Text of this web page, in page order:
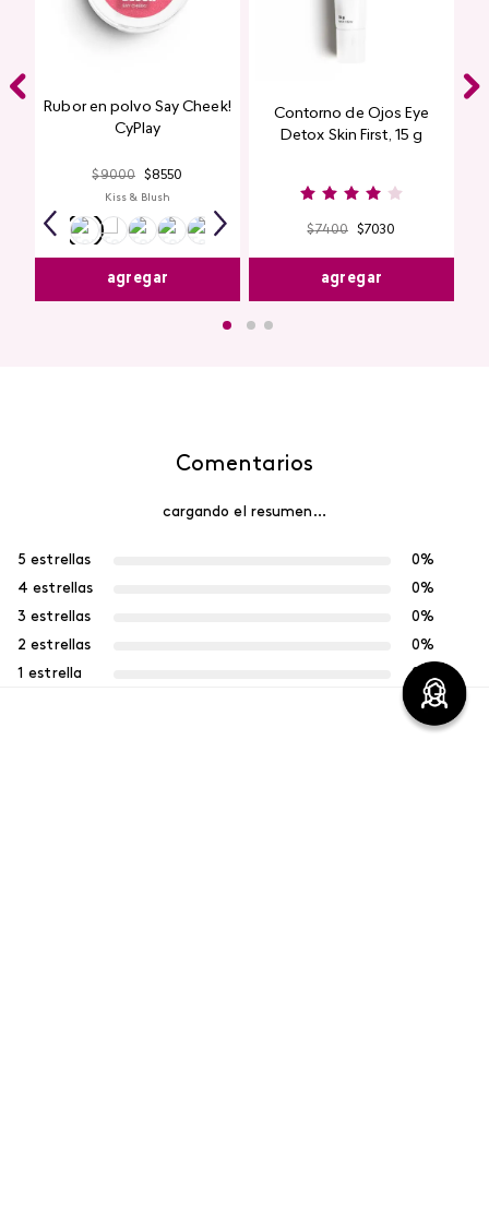
Rubor en polvo Say Cheek!
CyPlay
$9000 $8550
Kiss & Blush
agregar
Contorno de Ojos Eye
Detox Skin First, 15 g
$7400 $7030
agregar
Comentarios
cargando el resumen…
5 estrellas
0%
4 estrellas
0%
3 estrellas
0%
2 estrellas
0%
1 estrella
0%